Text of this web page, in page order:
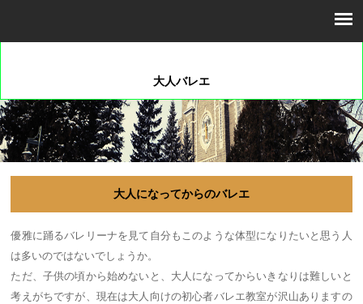
大人バレエ
大人になってからのバレエ
優雅に踊るバレリーナを見て自分もこのような体型になりたいと思う人
は多いのではないでしょうか。
ただ、子供の頃から始めないと、大人になってからいきなりは難しいと
考えがちですが、現在は大人向けの初心者バレエ教室が沢山ありますの